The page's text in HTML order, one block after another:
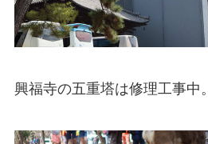
興福寺の五重塔は修理工事中。